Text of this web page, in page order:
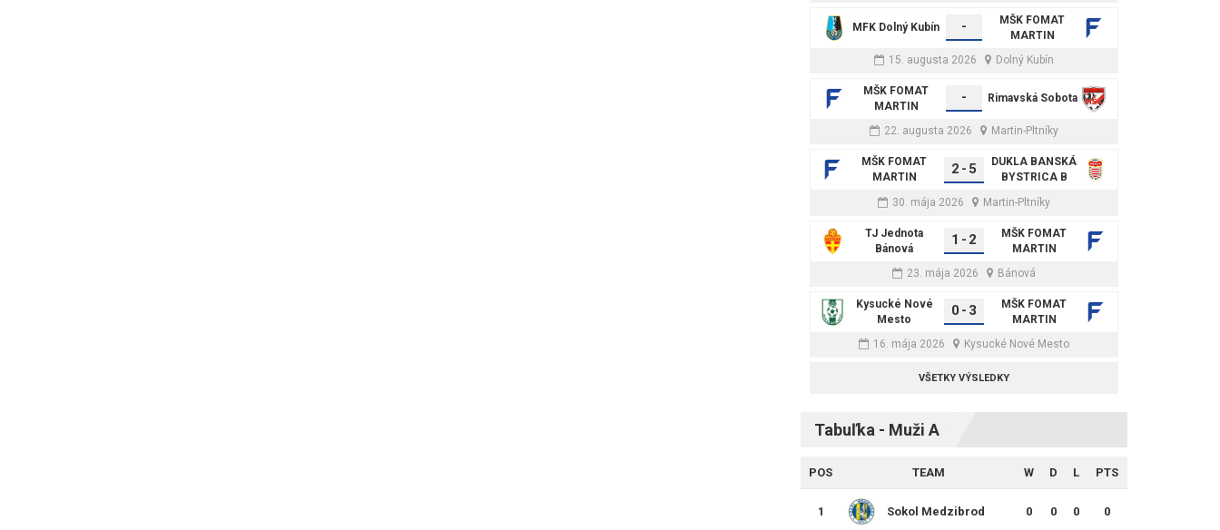
MFK Dolný Kubín -
MŠK FOMAT
MARTIN
15. augusta 2026
Dolný Kubín
MŠK FOMAT
MARTIN
- Rimavská Sobota
22. augusta 2026 Martin-Pltníky
MŠK FOMAT
MARTIN
2 - 5
DUKLA BANSKÁ
BYSTRICA B
30. mája 2026
Martin-Pltníky
TJ Jednota
Bánová
1 - 2
MŠK FOMAT
MARTIN
23. mája 2026
Bánová
Kysucké Nové
Mesto
0 - 3
MŠK FOMAT
MARTIN
16. mája 2026
Kysucké Nové Mesto
VŠETKY VÝSLEDKY
Tabuľka - Muži A
POS TEAM W D L PTS
1 Sokol Medzibrod 0 0 0 0